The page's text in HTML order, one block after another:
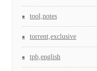
tool,notes
torrent,exclusive
tpb,english